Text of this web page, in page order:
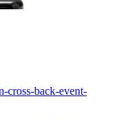
cross-back-event-